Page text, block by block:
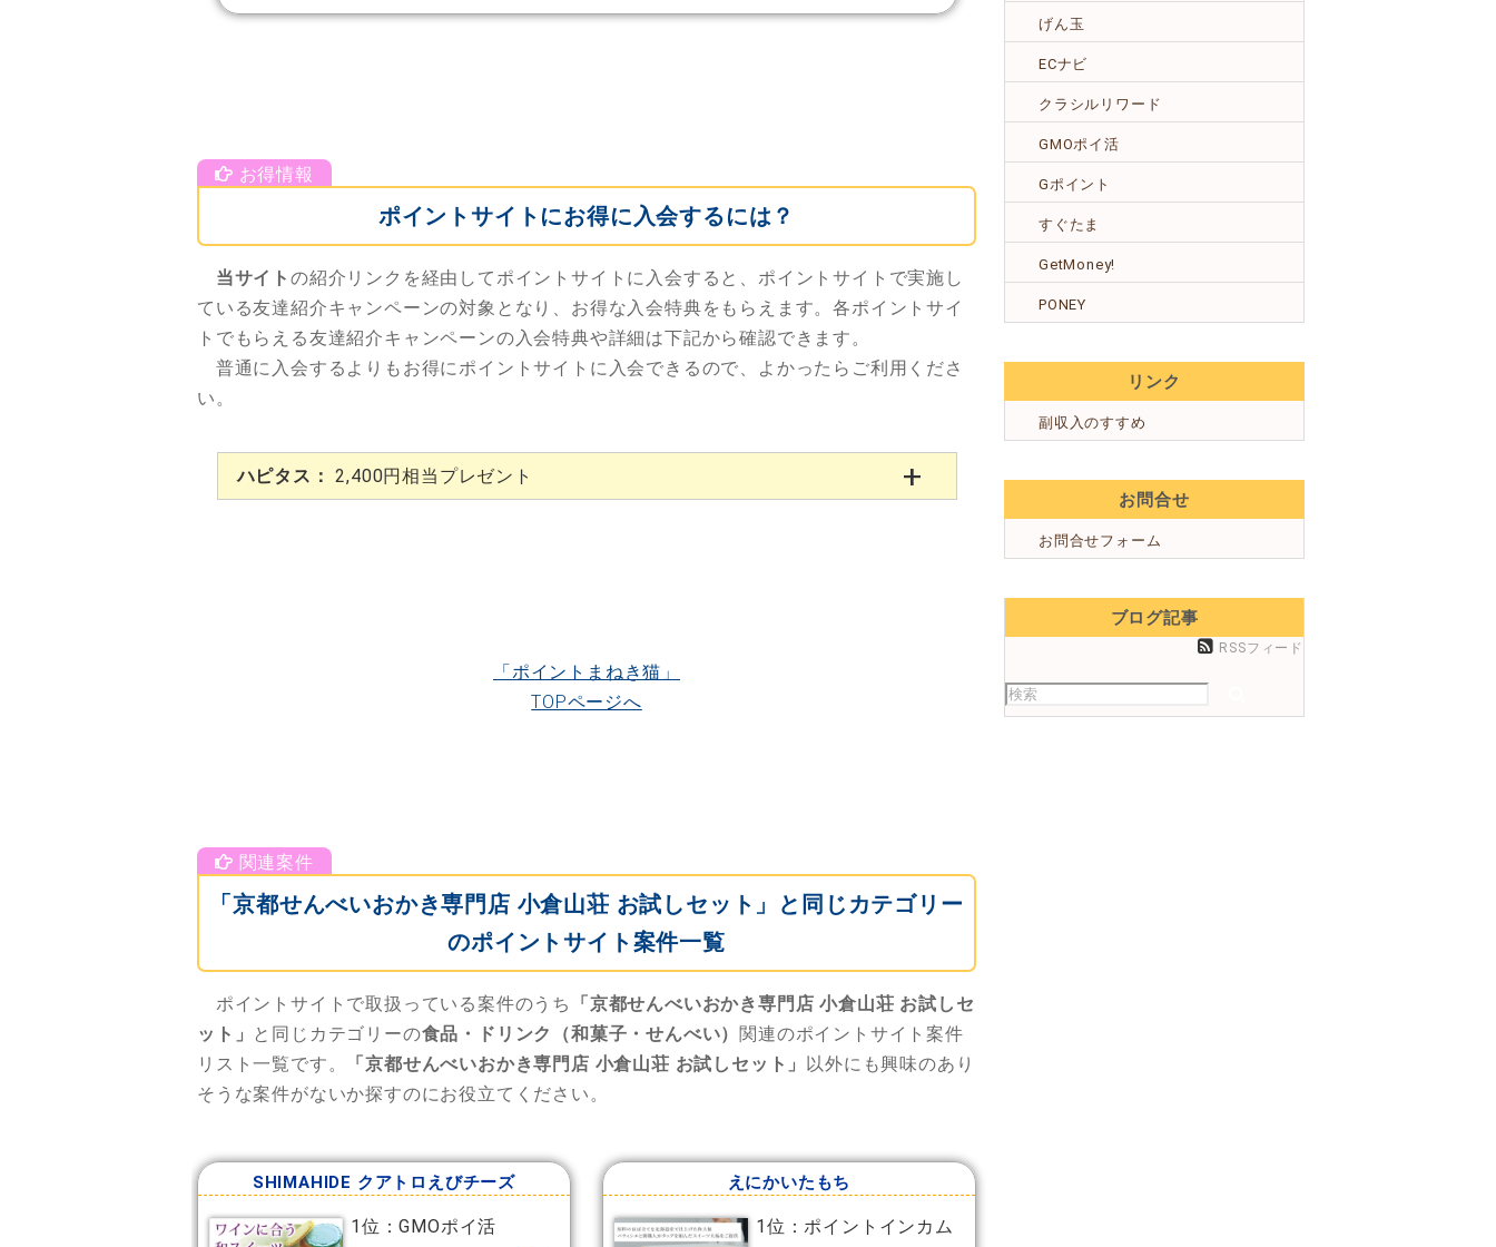
ポイントサイトにお得に入会するには？
当サイトの紹介リンクを経由してポイントサイトに入会すると、ポイントサイトで実施し
ている友達紹介キャンペーンの対象となり、お得な入会特典をもらえます。各ポイントサイ
トでもらえる友達紹介キャンペーンの入会特典や詳細は下記から確認できます。
普通に入会するよりもお得にポイントサイトに入会できるので、よかったらご利用くださ
い。
ハピタス： 2,400円相当プレゼント
「ポイントまねき猫」
TOPページへ
「京都せんべいおかき専門店 小倉山荘 お試しセット」と同じカテゴリー
のポイントサイト案件一覧
ポイントサイトで取扱っている案件のうち
「京都せんべいおかき専門店 小倉山荘 お試しセ
ット」
と同じカテゴリーの食品・ドリンク（和菓子・せんべい） 関連のポイントサイト案件
リスト一覧です。
「京都せんべいおかき専門店 小倉山荘 お試しセット」 以外にも興味のあり
そうな案件がないか探すのにお役立てください。
SHIMAHIDE クアトロえびチーズ
1位：GMOポイ活
えにかいたもち
1位：ポイントインカム
げん玉
ECナビ
クラシルリワード
GMOポイ活
Gポイント
すぐたま
GetMoney!
PONEY
リンク
副収入のすすめ
お問合せ
お問合せフォーム
ブログ記事
RSSフィード